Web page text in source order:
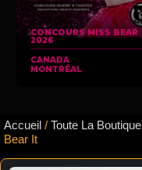
CONCOURS MISS BEAR
2026
CANADA
MONTRÉAL
Accueil / Toute La Boutique
Bear It